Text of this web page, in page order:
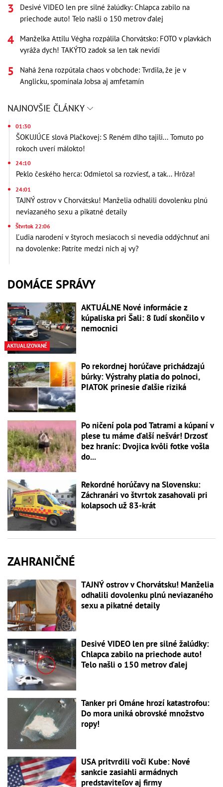
Desivé VIDEO len pre silné žalúdky: Chlapca zabilo na
priechode auto! Telo našli o 150 metrov ďalej
Manželka Attilu Végha rozpálila Chorvátsko: FOTO v plavkách
vyráža dych! TAKÝTO zadok sa len tak nevidí
Nahá žena rozpútala chaos v obchode: Tvrdila, že je v
Anglicku, spomínala Jobsa aj amfetamín
NAJNOVŠIE ČLÁNKY
01:30
ŠOKUJÚCE slová Plačkovej: S Reném dlho tajili... Tomuto po
rokoch uverí málokto!
24:10
Peklo českého herca: Odmietol sa rozviesť, a tak... Hrôza!
24:01
TAJNÝ ostrov v Chorvátsku! Manželia odhalili dovolenku plnú
neviazaného sexu a pikatné detaily
Štvrtok 22:06
Ľudia narodení v štyroch mesiacoch si nevedia oddýchnuť ani
na dovolenke: Patríte medzi nich aj vy?
DOMÁCE SPRÁVY
AKTUALIZOVANÉ
AKTUÁLNE Nové informácie z
kúpaliska pri Šali: 8 ľudí skončilo v
nemocnici
Po rekordnej horúčave prichádzajú
búrky: Výstrahy platia do polnoci,
PIATOK prinesie ďalšie riziká
Po ničení pola pod Tatrami a kúpaní v
plese tu máme ďalší nešvár! Drzosť
bez hraníc: Dvojica kvôli fotke vošla
do...
Rekordné horúčavy na Slovensku:
Záchranári vo štvrtok zasahovali pri
kolapsoch už 83-krát
ZAHRANIČNÉ
TAJNÝ ostrov v Chorvátsku! Manželia
odhalili dovolenku plnú neviazaného
sexu a pikatné detaily
Desivé VIDEO len pre silné žalúdky:
Chlapca zabilo na priechode auto!
Telo našli o 150 metrov ďalej
Tanker pri Ománe hrozí katastrofou:
Do mora uniká obrovské množstvo
ropy!
USA pritvrdili voči Kube: Nové
sankcie zasiahli armádnych
predstaviteľov aj firmy